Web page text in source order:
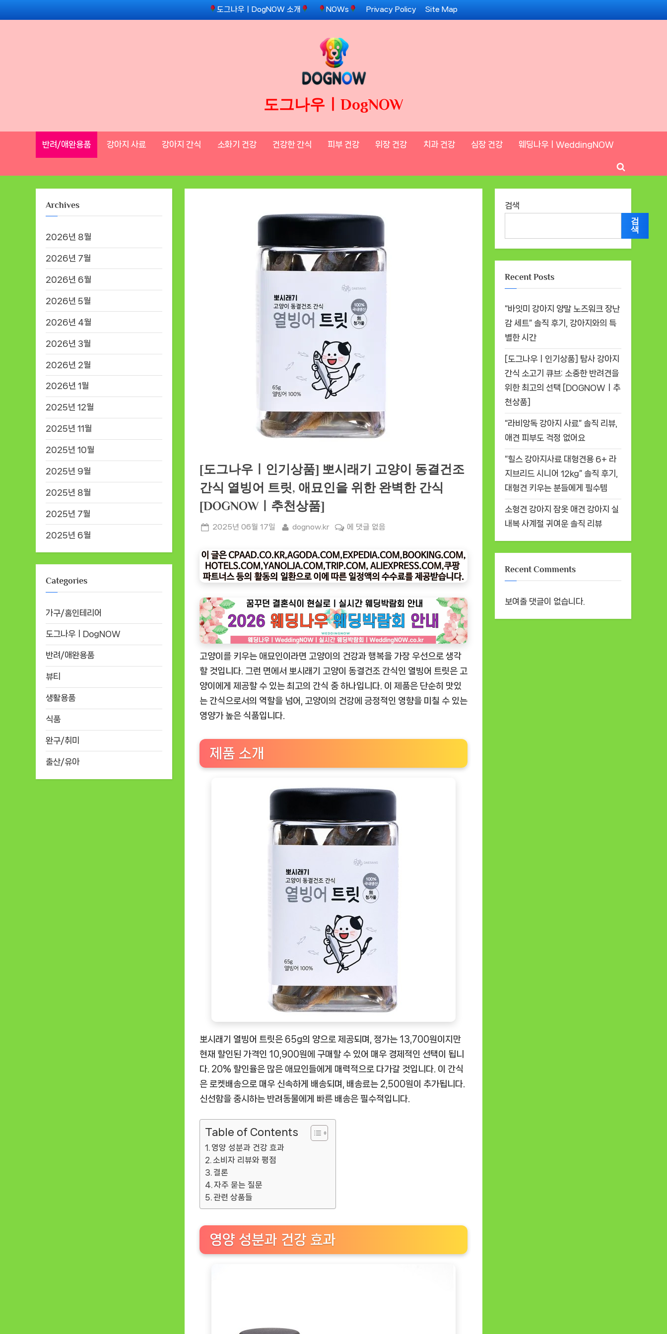
to
도그나우ㅣDogNOW 소개 NOWs Privacy Policy Site Map
도그나우ㅣDogNOW
반려/애완용품 강아지 사료 강아지 간식 소화기 건강 건강한 간식 피부 건강 위장 건강 치과 건강 심장 건강 웨딩나우ㅣWeddingNOW
Toggle
search
[도그나우ㅣ인기상품] 뽀시래기 고양이 동결건조
간식 열빙어 트릿, 애묘인을 위한 완벽한 간식
[DOGNOWㅣ추천상품]
Posted
2025년 06월 17일 By
dognow.kr
[도
나
우
ㅣ
기
상
품]
뽀
시
래
기
양
조
빙
어
릿,
묘
인
을
위
한
완
벽
간
식
추
천
상
품]
에 댓글 없음
고양이를 키우는 애묘인이라면 고양이의 건강과 행복을 가장 우선으로 생각
할 것입니다. 그런 면에서 뽀시래기 고양이 동결건조 간식인 열빙어 트릿은 고
양이에게 제공할 수 있는 최고의 간식 중 하나입니다. 이 제품은 단순히 맛있
는 간식으로서의 역할을 넘어, 고양이의 건강에 긍정적인 영향을 미칠 수 있는
영양가 높은 식품입니다.
제품 소개
뽀시래기 열빙어 트릿은 65g의 양으로 제공되며, 정가는 13,700원이지만
현재 할인된 가격인 10,900원에 구매할 수 있어 매우 경제적인 선택이 됩니
다. 20% 할인율은 많은 애묘인들에게 매력적으로 다가갈 것입니다. 이 간식
은 로켓배송으로 매우 신속하게 배송되며, 배송료는 2,500원이 추가됩니다.
신선함을 중시하는 반려동물에게 빠른 배송은 필수적입니다.
Table of Contents
영양 성분과 건강 효과
소비자 리뷰와 평점
결론
자주 묻는 질문
관련 상품들
영양 성분과 건강 효과
Archives
2026년 8월
2026년 7월
2026년 6월
2026년 5월
2026년 4월
2026년 3월
2026년 2월
2026년 1월
2025년 12월
2025년 11월
2025년 10월
2025년 9월
2025년 8월
2025년 7월
2025년 6월
Categories
가구/홈인테리어
도그나우ㅣDogNOW
반려/애완용품
뷰티
생활용품
식품
완구/취미
출산/유아
검색
검
색
Recent Posts
“바잇미 강아지 양말 노즈워크 장난
감 세트” 솔직 후기, 강아지와의 특
별한 시간
[도그나우ㅣ인기상품] 탐사 강아지
간식 소고기 큐브: 소중한 반려견을
위한 최고의 선택 [DOGNOWㅣ추
천상품]
“라비앙독 강아지 사료” 솔직 리뷰,
애견 피부도 걱정 없어요
“힐스 강아지사료 대형견용 6+ 라
지브리드 시니어 12kg” 솔직 후기,
대형견 키우는 분들에게 필수템
소형견 강아지 잠옷 애견 강아지 실
내복 사계절 귀여운 솔직 리뷰
Recent Comments
보여줄 댓글이 없습니다.